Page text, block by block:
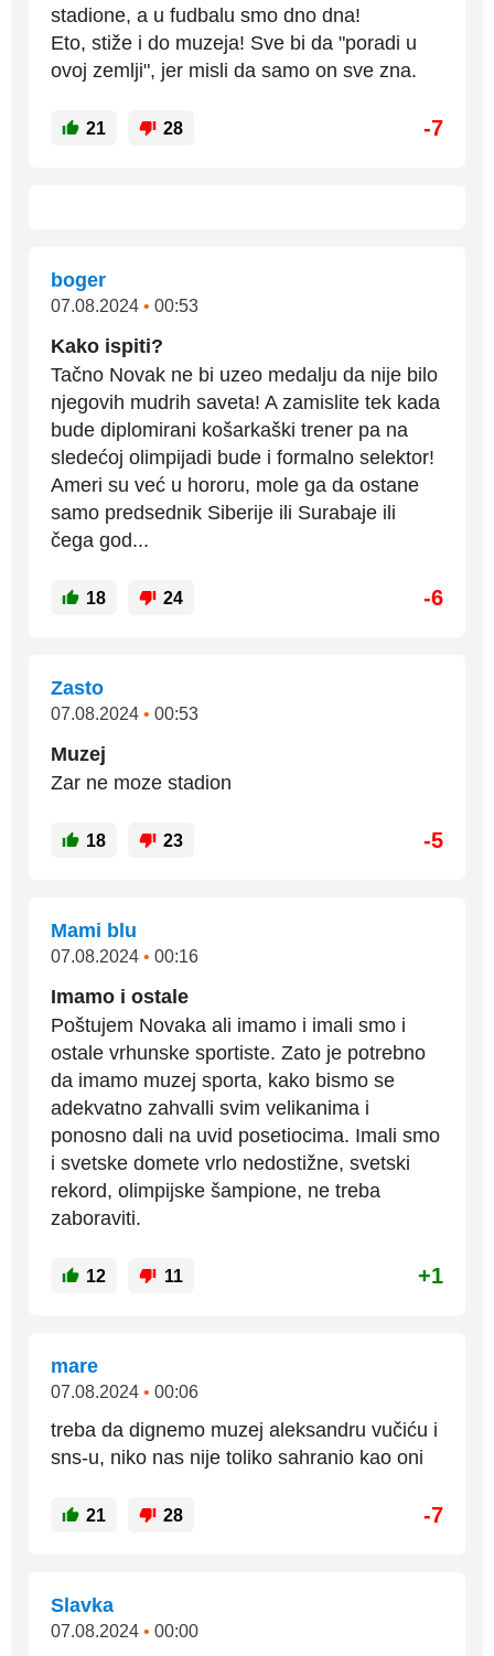
stadione, a u fudbalu smo dno dna!
Eto, stiže i do muzeja! Sve bi da "poradi u
ovoj zemlji", jer misli da samo on sve zna.
21 28 -7
boger
07.08.2024 • 00:53
Kako ispiti?
Tačno Novak ne bi uzeo medalju da nije bilo
njegovih mudrih saveta! A zamislite tek kada
bude diplomirani košarkaški trener pa na
sledećoj olimpijadi bude i formalno selektor!
Ameri su već u hororu, mole ga da ostane
samo predsednik Siberije ili Surabaje ili
čega god...
18 24 -6
Zasto
07.08.2024 • 00:53
Muzej
Zar ne moze stadion
18 23 -5
Mami blu
07.08.2024 • 00:16
Imamo i ostale
Poštujem Novaka ali imamo i imali smo i
ostale vrhunske sportiste. Zato je potrebno
da imamo muzej sporta, kako bismo se
adekvatno zahvalli svim velikanima i
ponosno dali na uvid posetiocima. Imali smo
i svetske domete vrlo nedostižne, svetski
rekord, olimpijske šampione, ne treba
zaboraviti.
12 11 +1
mare
07.08.2024 • 00:06
treba da dignemo muzej aleksandru vučiću i
sns-u, niko nas nije toliko sahranio kao oni
21 28 -7
Slavka
07.08.2024 • 00:00